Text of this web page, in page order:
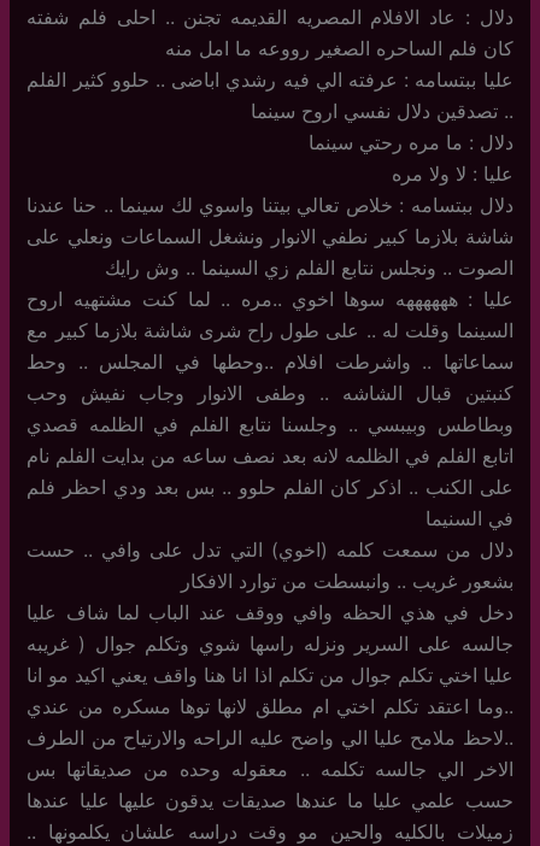
دلال : عاد الافلام المصريه القديمه تجنن .. احلى فلم شفته
كان فلم الساحره الصغير رووعه ما امل منه
عليا ببتسامه : عرفته الي فيه رشدي اباضى .. حلوو كثير الفلم
.. تصدقين دلال نفسي اروح سينما
دلال : ما مره رحتي سينما
عليا : لا ولا مره
دلال ببتسامه : خلاص تعالي بيتنا واسوي لك سينما .. حنا عندنا
شاشة بلازما كبير نطفي الانوار ونشغل السماعات ونعلي على
الصوت .. ونجلس نتابع الفلم زي السينما .. وش رايك
عليا : ههههههه سوها اخوي ..مره .. لما كنت مشتهيه اروح
السينما وقلت له .. على طول راح شرى شاشة بلازما كبير مع
سماعاتها .. واشرطت افلام ..وحطها في المجلس .. وحط
كنبتين قبال الشاشه .. وطفى الانوار وجاب نفيش وحب
وبطاطس وبيبسي .. وجلسنا نتابع الفلم في الظلمه قصدي
اتابع الفلم في الظلمه لانه بعد نصف ساعه من بدايت الفلم نام
على الكنب .. اذكر كان الفلم حلوو .. بس بعد ودي احظر فلم
في السنيما
دلال من سمعت كلمه (اخوي) التي تدل على وافي .. حست
بشعور غريب .. وانبسطت من توارد الافكار
دخل في هذي الحظه وافي ووقف عند الباب لما شاف عليا
جالسه على السرير ونزله راسها شوي وتكلم جوال ( غريبه
عليا اختي تكلم جوال من تكلم اذا انا هنا واقف يعني اكيد مو انا
..وما اعتقد تكلم اختي ام مطلق لانها توها مسكره من عندي
..لاحظ ملامح عليا الي واضح عليه الراحه والارتياح من الطرف
الاخر الي جالسه تكلمه .. معقوله وحده من صديقاتها بس
حسب علمي عليا ما عندها صديقات يدقون عليها عليا عندها
زميلات بالكليه والحين مو وقت دراسه علشان يكلمونها ..